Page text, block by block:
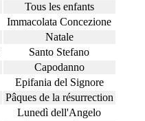
Tous les enfants
Immacolata Concezione
Natale
Santo Stefano
Capodanno
Epifania del Signore
Pâques de la résurrection
Lunedì dell'Angelo